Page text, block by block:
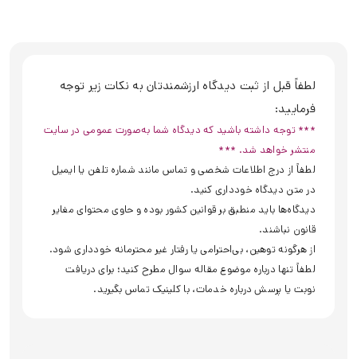
لطفاً قبل از ثبت دیدگاه ارزشمندتان به نکات زیر توجه
فرمایید:
*** توجه داشته باشید که دیدگاه شما به‌صورت عمومی در سایت
منتشر خواهد شد. ***
لطفاً از درج اطلاعات شخصی و تماس مانند شماره تلفن یا ایمیل
در متن دیدگاه خودداری کنید.
دیدگاه‌ها باید منطبق بر قوانین کشور بوده و حاوی محتوای مغایر
قانون نباشند.
از هرگونه توهین، بی‌احترامی یا رفتار غیر محترمانه خودداری شود.
لطفاً تنها درباره موضوع مقاله سوال مطرح کنید؛ برای دریافت
نوبت یا پرسش درباره خدمات، با کلینیک تماس بگیرید.